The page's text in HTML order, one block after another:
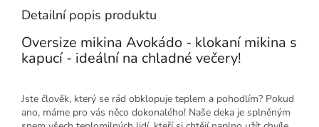
Detailní popis produktu
Oversize mikina Avokádo - klokaní mikina s
kapucí - ideální na chladné večery!
Jste člověk, který se rád obklopuje teplem a pohodlím? Pokud
ano, máme pro vás něco dokonalého! Naše deka je splněným